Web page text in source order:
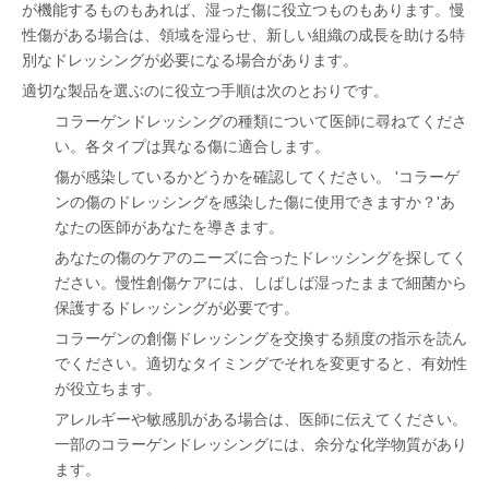
が機能するものもあれば、湿った傷に役立つものもあります。慢
性傷がある場合は、領域を湿らせ、新しい組織の成長を助ける特
別なドレッシングが必要になる場合があります。
適切な製品を選ぶのに役立つ手順は次のとおりです。
コラーゲンドレッシングの種類について医師に尋ねてくださ
い。各タイプは異なる傷に適合します。
傷が感染しているかどうかを確認してください。 'コラーゲ
ンの傷のドレッシングを感染した傷に使用できますか？'あ
なたの医師があなたを導きます。
あなたの傷のケアのニーズに合ったドレッシングを探してく
ださい。慢性創傷ケアには、しばしば湿ったままで細菌から
保護するドレッシングが必要です。
コラーゲンの創傷ドレッシングを交換する頻度の指示を読ん
でください。適切なタイミングでそれを変更すると、有効性
が役立ちます。
アレルギーや敏感肌がある場合は、医師に伝えてください。
一部のコラーゲンドレッシングには、余分な化学物質があり
ます。